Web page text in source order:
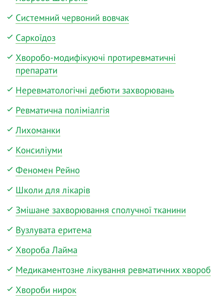
Системний червоний вовчак
Саркоїдоз
Хворобо-модифікуючі протиревматичні
препарати
Неревматологічні дебюти захворювань
Ревматична поліміалгія
Лихоманки
Консиліуми
Феномен Рейно
Школи для лікарів
Змішане захворювання сполучної тканини
Вузлувата еритема
Хвороба Лайма
Медикаментозне лікування ревматичних хвороб
Хвороби нирок